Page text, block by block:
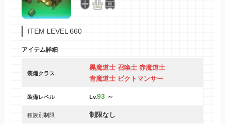
ITEM LEVEL 660
アイテム詳細
装備クラス
黒魔道士 召喚士 赤魔道士
青魔道士 ピクトマンサー
装備レベル Lv.93～
種族別制限 制限なし